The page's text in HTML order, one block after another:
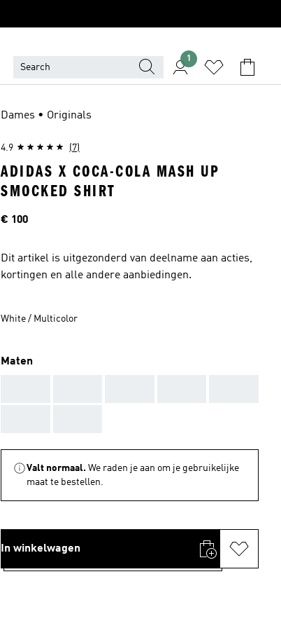
1
Dames • Originals
4.9 (7)
ADIDAS X COCA-COLA MASH UP
SMOCKED SHIRT
Prijs
€ 100
Dit artikel is uitgezonderd van deelname aan acties,
kortingen en alle andere aanbiedingen.
White / Multicolor
Maten
Valt normaal. We raden je aan om je gebruikelijke
maat te bestellen.
In winkelwagen